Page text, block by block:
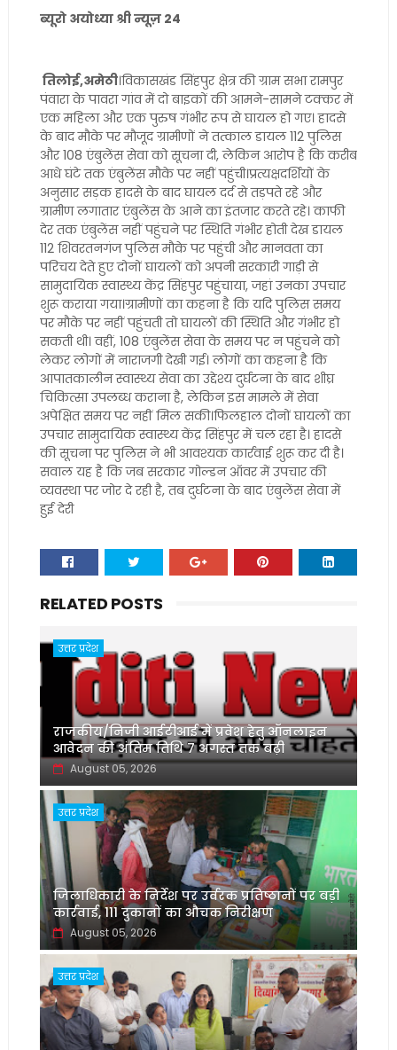
ब्यूरो अयोध्या श्री न्यूज़ 24
तिलोई,अमेठी।विकासखंड सिंहपुर क्षेत्र की ग्राम सभा रामपुर
पंवारा के पावरा गांव में दो बाइकों की आमने-सामने टक्कर में
एक महिला और एक पुरुष गंभीर रूप से घायल हो गए। हादसे
के बाद मौके पर मौजूद ग्रामीणों ने तत्काल डायल 112 पुलिस
और 108 एंबुलेंस सेवा को सूचना दी, लेकिन आरोप है कि करीब
आधे घंटे तक एंबुलेंस मौके पर नहीं पहुंची।प्रत्यक्षदर्शियों के
अनुसार सड़क हादसे के बाद घायल दर्द से तड़पते रहे और
ग्रामीण लगातार एंबुलेंस के आने का इंतजार करते रहे। काफी
देर तक एंबुलेंस नहीं पहुंचने पर स्थिति गंभीर होती देख डायल
112 शिवरतनगंज पुलिस मौके पर पहुंची और मानवता का
परिचय देते हुए दोनों घायलों को अपनी सरकारी गाड़ी से
सामुदायिक स्वास्थ्य केंद्र सिंहपुर पहुंचाया, जहां उनका उपचार
शुरू कराया गया।ग्रामीणों का कहना है कि यदि पुलिस समय
पर मौके पर नहीं पहुंचती तो घायलों की स्थिति और गंभीर हो
सकती थी। वहीं, 108 एंबुलेंस सेवा के समय पर न पहुंचने को
लेकर लोगों में नाराजगी देखी गई। लोगों का कहना है कि
आपातकालीन स्वास्थ्य सेवा का उद्देश्य दुर्घटना के बाद शीघ्र
चिकित्सा उपलब्ध कराना है, लेकिन इस मामले में सेवा
अपेक्षित समय पर नहीं मिल सकी।फिलहाल दोनों घायलों का
उपचार सामुदायिक स्वास्थ्य केंद्र सिंहपुर में चल रहा है। हादसे
की सूचना पर पुलिस ने भी आवश्यक कार्रवाई शुरू कर दी है।
सवाल यह है कि जब सरकार गोल्डन ऑवर में उपचार की
व्यवस्था पर जोर दे रही है, तब दुर्घटना के बाद एंबुलेंस सेवा में
हुई देरी
RELATED POSTS
उत्तर प्रदेश
राजकीय/निजी आईटीआई में प्रवेश हेतु ऑनलाइन
आवेदन की अंतिम तिथि 7 अगस्त तक बढ़ी
August 05, 2026
उत्तर प्रदेश
जिलाधिकारी के निर्देश पर उर्वरक प्रतिष्ठानों पर बड़ी
कार्रवाई, 111 दुकानों का औचक निरीक्षण
August 05, 2026
उत्तर प्रदेश